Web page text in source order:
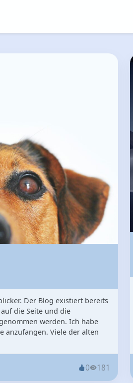
Der Blog existiert bereits
die Seite und die
werden. Ich habe
anzufangen. Viele der alten
0 181